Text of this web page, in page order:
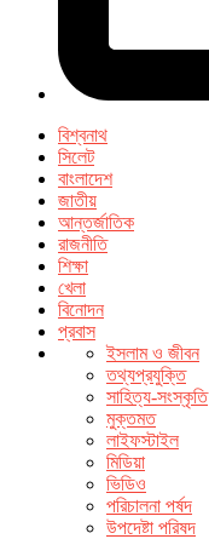
বিশ্বনাথ
সিলেট
বাংলাদেশ
জাতীয়
আন্তর্জাতিক
রাজনীতি
শিক্ষা
খেলা
বিনোদন
প্রবাস
ইসলাম ও জীবন
তথ্যপ্রযুক্তি
সাহিত্য-সংস্কৃতি
মুক্তমত
লাইফস্টাইল
মিডিয়া
ভিডিও
পরিচালনা পর্ষদ
উপদেষ্টা পরিষদ